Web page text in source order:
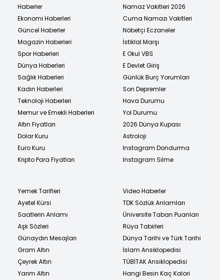
Haberler
Ekonomi Haberleri
Güncel Haberler
Magazin Haberleri
Spor Haberleri
Dünya Haberleri
Sağlık Haberleri
Kadın Haberleri
Teknoloji Haberleri
Memur ve Emekli Haberleri
Altın Fiyatları
Dolar Kuru
Euro Kuru
Kripto Para Fiyatları
Namaz Vakitleri 2026
Cuma Namazı Vakitleri
Nöbetçi Eczaneler
İstiklal Marşı
E Okul VBS
E Devlet Giriş
Günlük Burç Yorumları
Son Depremler
Hava Durumu
Yol Durumu
2026 Dünya Kupası
Astroloji
Instagram Dondurma
Instagram Silme
Yemek Tarifleri
Ayetel Kürsi
Saatlerin Anlamı
Aşk Sözleri
Günaydın Mesajları
Gram Altın
Çeyrek Altın
Yarım Altın
Video Haberler
TDK Sözlük Anlamları
Üniversite Taban Puanları
Rüya Tabirleri
Dünya Tarihi ve Türk Tarihi
İslam Ansiklopedisi
TÜBİTAK Ansiklopedisi
Hangi Besin Kaç Kalori